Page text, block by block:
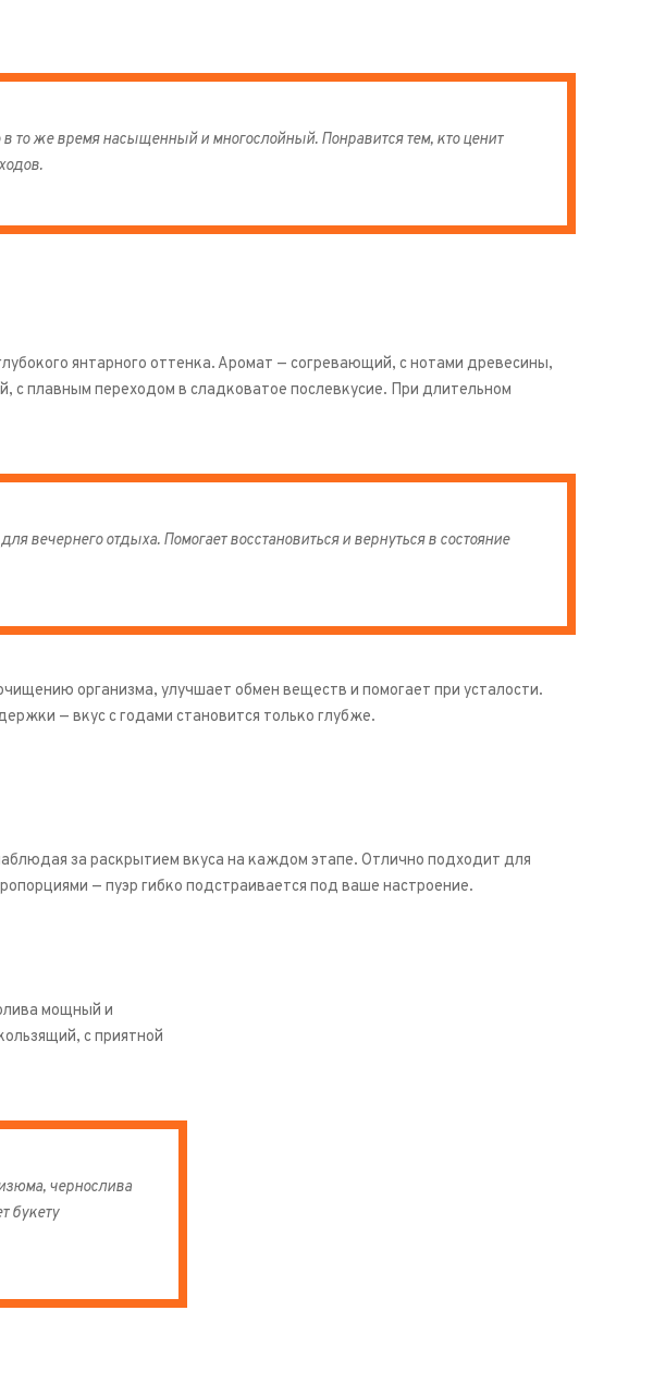
то же время насыщенный и многослойный. Понравится тем, кто ценит
янтарного оттенка. Аромат — согревающий, с нотами древесины,
с плавным переходом в сладковатое послевкусие. При длительном
вечернего отдыха. Помогает восстановиться и вернуться в состояние
организма, улучшает обмен веществ и помогает при усталости.
— вкус с годами становится только глубже.
за раскрытием вкуса на каждом этапе. Отлично подходит для
— пуэр гибко подстраивается под ваше настроение.
мощный и
с приятной
чернослива
букету